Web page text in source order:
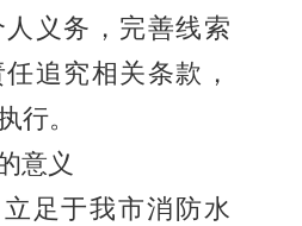
义务，完善线索
追究相关条款，
行。
意义
立足于我市消防水